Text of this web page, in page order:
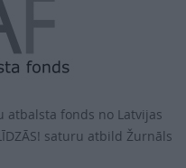
atbalsta fonds no Latvijas
saturu atbild Žurnāls